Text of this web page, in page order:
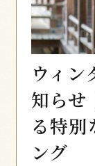
ウィ
知らせ
る特別
ング